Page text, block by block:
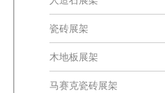
瓷砖展架
木地板展架
马赛克瓷砖展架